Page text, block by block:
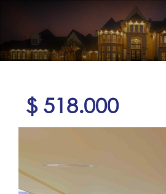
$ 518.000